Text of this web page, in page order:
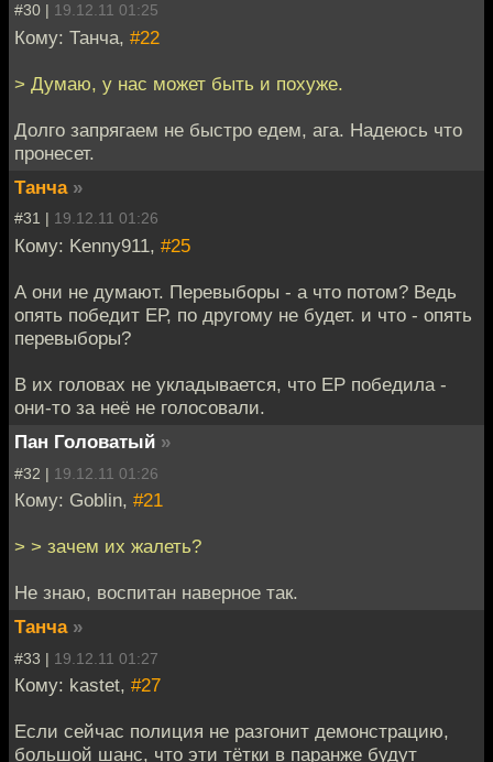
#30 | 19.12.11 01:25
Кому: Танча, #22
> Думаю, у нас может быть и похуже.
Долго запрягаем не быстро едем, ага. Надеюсь что
пронесет.
Танча »
#31 | 19.12.11 01:26
Кому: Kenny911, #25
А они не думают. Перевыборы - а что потом? Ведь
опять победит ЕР, по другому не будет. и что - опять
перевыборы?
В их головах не укладывается, что ЕР победила -
они-то за неё не голосовали.
Пан Головатый »
#32 | 19.12.11 01:26
Кому: Goblin, #21
> > зачем их жалеть?
Не знаю, воспитан наверное так.
Танча »
#33 | 19.12.11 01:27
Кому: kastet, #27
Если сейчас полиция не разгонит демонстрацию,
большой шанс, что эти тётки в паранже будут